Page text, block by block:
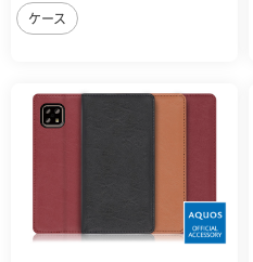
ケース